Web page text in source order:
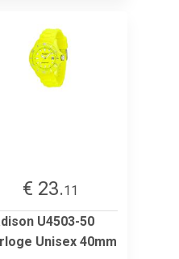
€ 23.11
U4503-50
Unisex 40mm